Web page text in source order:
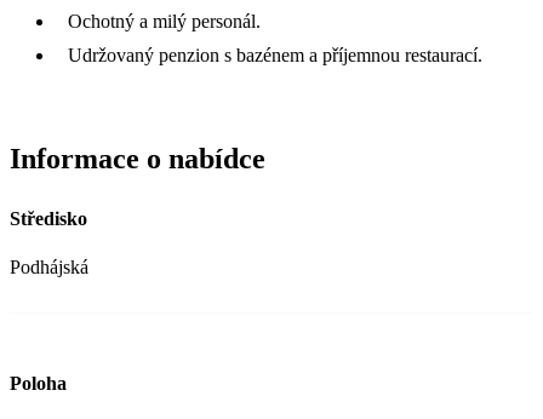
Ochotný a milý personál.
Udržovaný penzion s bazénem a příjemnou restaurací.
Informace o nabídce
Středisko
Podhájská
Poloha